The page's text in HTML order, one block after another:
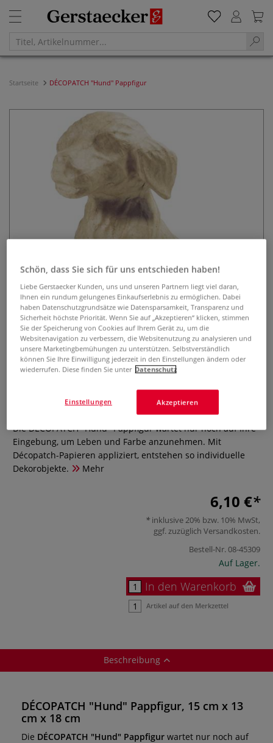
Startseite DÉCOPATCH "Hund" Pappfigur
DÉCOPATCH "Hund" Pappfigur
0 Bewertungen
Die DÉCOPATCH "Hund" Pappfigur wartet nur noch auf Ihre
Eingebung, um Leben und Farbe anzunehmen. Mit
Décopatch-Papieren appliziert, entstehen so individuelle
Dekorobjekte.
Mehr
6,10 €
inklusive 20% bzw. 10% MwSt,
ggf. zuzüglich Versandkosten.
Bestell-Nr.08-45309
Auf Lager.
In den Warenkorb
Artikel auf den Merkzettel
Beschreibung
DÉCOPATCH "Hund" Pappfigur, 15 cm x 13
cm x 18 cm
Die DÉCOPATCH "Hund" Pappfigur wartet nur noch auf
Schön, dass Sie sich für uns entschieden haben!
Liebe Gerstaecker Kunden, uns und unseren Partnern liegt viel daran,
Ihnen ein rundum gelungenes Einkaufserlebnis zu ermöglichen. Dabei
haben Datenschutzgrundsätze wie Datensparsamkeit, Transparenz und
Sicherheit höchste Priorität. Wenn Sie auf „Akzeptieren“ klicken, stimmen
Sie der Speicherung von Cookies auf Ihrem Gerät zu, um die
Websitenavigation zu verbessern, die Websitenutzung zu analysieren und
unsere Marketingbemühungen zu unterstützen. Selbstverständlich
können Sie Ihre Einwilligung jederzeit in den Einstellungen ändern oder
wiederrufen. Diese finden Sie unter Datenschutz
Akzeptieren
Einstellungen